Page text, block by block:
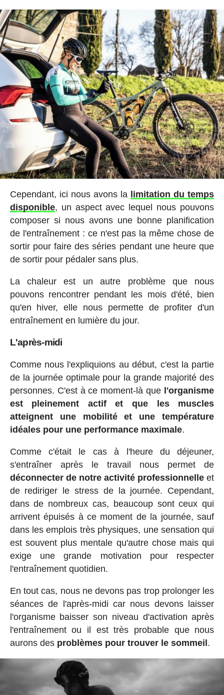
Cependant, ici nous avons la limitation du temps
disponible, un aspect avec lequel nous pouvons
composer si nous avons une bonne planification
de l'entraînement : ce n'est pas la même chose de
sortir pour faire des séries pendant une heure que
de sortir pour pédaler sans plus.
La chaleur est un autre problème que nous
pouvons rencontrer pendant les mois d'été, bien
qu'en hiver, elle nous permette de profiter d'un
entraînement en lumière du jour.
L'après-midi
Comme nous l'expliquions au début, c'est la partie
de la journée optimale pour la grande majorité des
personnes. C'est à ce moment-là que l'organisme
est pleinement actif et que les muscles
atteignent une mobilité et une température
idéales pour une performance maximale.
Comme c'était le cas à l'heure du déjeuner,
s'entraîner après le travail nous permet de
déconnecter de notre activité professionnelle et
de rediriger le stress de la journée. Cependant,
dans de nombreux cas, beaucoup sont ceux qui
arrivent épuisés à ce moment de la journée, sauf
dans les emplois très physiques, une sensation qui
est souvent plus mentale qu'autre chose mais qui
exige une grande motivation pour respecter
l'entraînement quotidien.
En tout cas, nous ne devons pas trop prolonger les
séances de l'après-midi car nous devons laisser
l'organisme baisser son niveau d'activation après
l'entraînement ou il est très probable que nous
aurons des problèmes pour trouver le sommeil.